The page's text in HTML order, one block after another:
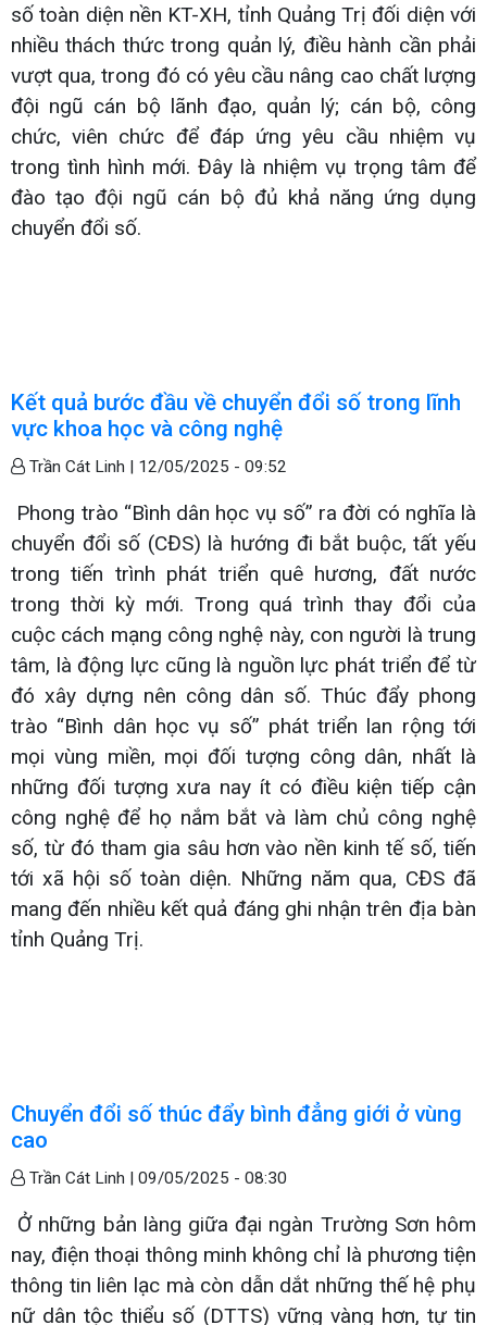
số toàn diện nền KT-XH, tỉnh Quảng Trị đối diện với
nhiều thách thức trong quản lý, điều hành cần phải
vượt qua, trong đó có yêu cầu nâng cao chất lượng
đội ngũ cán bộ lãnh đạo, quản lý; cán bộ, công
chức, viên chức để đáp ứng yêu cầu nhiệm vụ
trong tình hình mới. Đây là nhiệm vụ trọng tâm để
đào tạo đội ngũ cán bộ đủ khả năng ứng dụng
chuyển đổi số.
Kết quả bước đầu về chuyển đổi số trong lĩnh
vực khoa học và công nghệ
Trần Cát Linh | 12/05/2025 - 09:52
Phong trào “Bình dân học vụ số” ra đời có nghĩa là
chuyển đổi số (CĐS) là hướng đi bắt buộc, tất yếu
trong tiến trình phát triển quê hương, đất nước
trong thời kỳ mới. Trong quá trình thay đổi của
cuộc cách mạng công nghệ này, con người là trung
tâm, là động lực cũng là nguồn lực phát triển để từ
đó xây dựng nên công dân số. Thúc đẩy phong
trào “Bình dân học vụ số” phát triển lan rộng tới
mọi vùng miền, mọi đối tượng công dân, nhất là
những đối tượng xưa nay ít có điều kiện tiếp cận
công nghệ để họ nắm bắt và làm chủ công nghệ
số, từ đó tham gia sâu hơn vào nền kinh tế số, tiến
tới xã hội số toàn diện. Những năm qua, CĐS đã
mang đến nhiều kết quả đáng ghi nhận trên địa bàn
tỉnh Quảng Trị.
Chuyển đổi số thúc đẩy bình đẳng giới ở vùng
cao
Trần Cát Linh | 09/05/2025 - 08:30
Ở những bản làng giữa đại ngàn Trường Sơn hôm
nay, điện thoại thông minh không chỉ là phương tiện
thông tin liên lạc mà còn dẫn dắt những thế hệ phụ
nữ dân tộc thiểu số (DTTS) vững vàng hơn, tự tin